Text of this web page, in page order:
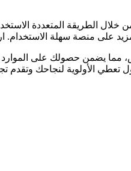
على منصة سهلة
مما يضمن حصولك على الموارد
تعطي الأولوية لنجاحك وتقدم